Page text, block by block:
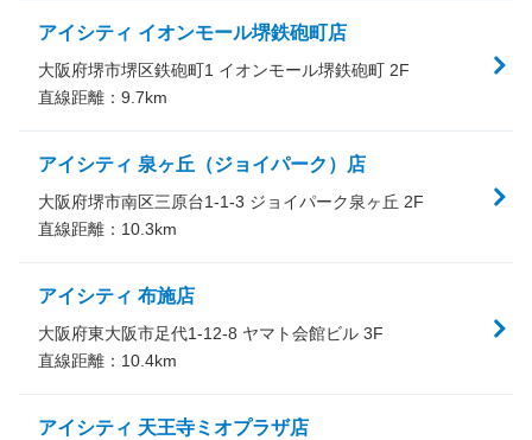
アイシティ イオンモール堺鉄砲町店
大阪府堺市堺区鉄砲町1 イオンモール堺鉄砲町 2F
直線距離： 9.7km
アイシティ 泉ヶ丘（ジョイパーク）店
大阪府堺市南区三原台1-1-3 ジョイパーク泉ヶ丘 2F
直線距離： 10.3km
アイシティ 布施店
大阪府東大阪市足代1-12-8 ヤマト会館ビル 3F
直線距離： 10.4km
アイシティ 天王寺ミオプラザ店